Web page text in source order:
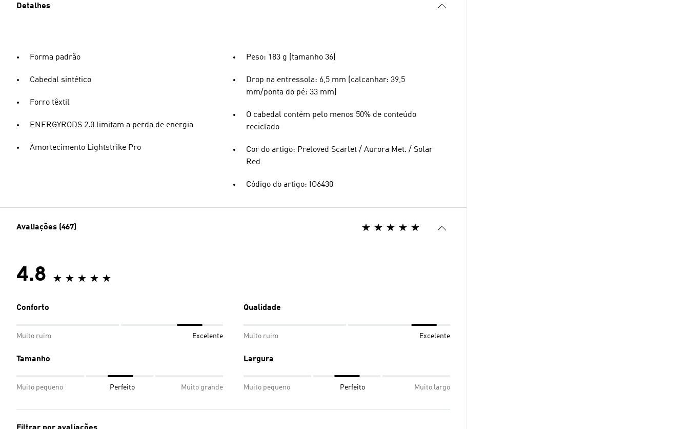
Detalhes
Forma padrão
Cabedal sintético
Forro têxtil
ENERGYRODS 2.0 limitam a perda de energia
Amortecimento Lightstrike Pro
Peso: 183 g (tamanho 36)
Drop na entressola: 6,5 mm (calcanhar: 39,5
mm/ponta do pé: 33 mm)
O cabedal contém pelo menos 50% de conteúdo
reciclado
Cor do artigo: Preloved Scarlet / Aurora Met. / Solar
Red
Código do artigo: IG6430
Avaliações (467)
4.8
Conforto
Muito ruim Excelente
Qualidade
Muito ruim Excelente
Tamanho
Muito pequeno Perfeito Muito grande
Largura
Muito pequeno Perfeito Muito largo